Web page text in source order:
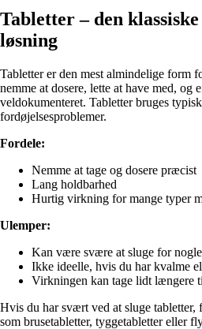
Tabletter – den
løsning
Tabletter er den mest almindelige form
nemme at dosere, lette at have med, og
veldokumenteret. Tabletter bruges
fordøjelsesproblemer.
Fordele:
Nemme at tage og dosere præcist
Lang holdbarhed
Hurtig virkning for mange typer
Ulemper:
Kan være svære at sluge for nogle
Ikke ideelle, hvis du har kvalme
Virkningen kan tage lidt længere
Hvis du har svært ved at sluge tabletter,
som brusetabletter, tyggetabletter eller